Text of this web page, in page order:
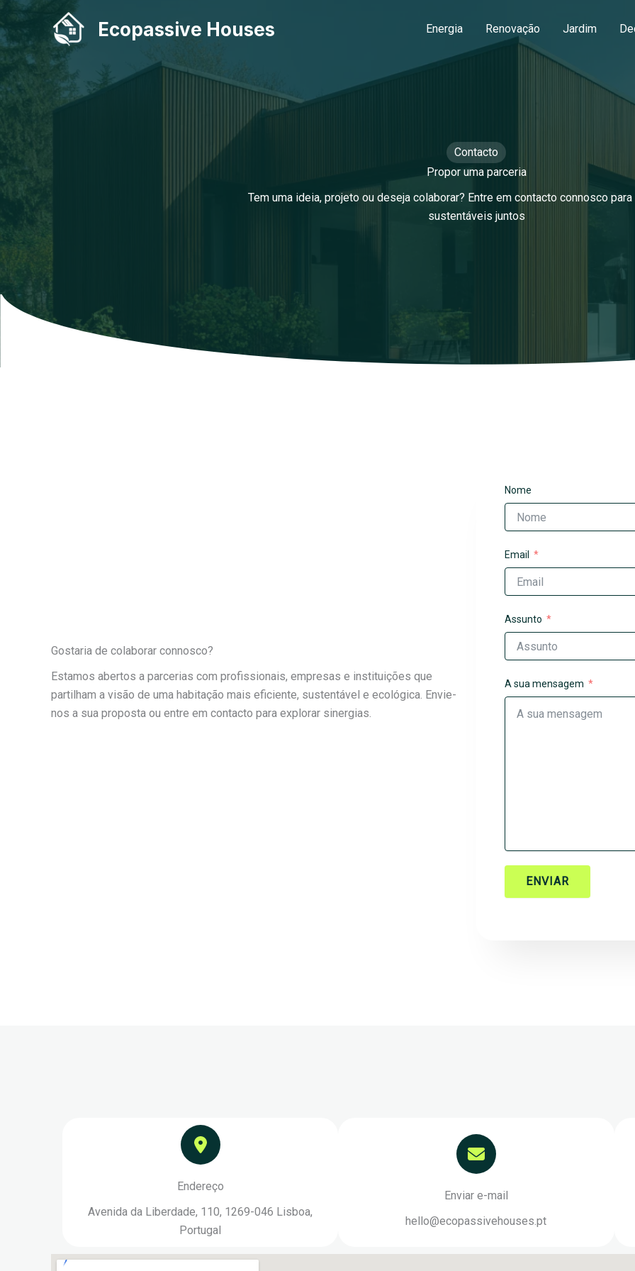
Skip
to
content
Ecopassive Houses Energia Renovação Jardim
Contacto
Propor uma parceria
Tem uma ideia, projeto ou deseja colaborar? Entre em contacto connosco
sustentáveis juntos
Gostaria de colaborar connosco?
Estamos abertos a parcerias com profissionais, empresas e instituições que
partilham a visão de uma habitação mais eficiente, sustentável e ecológica. Envie-
nos a sua proposta ou entre em contacto para explorar sinergias.
Nome
Email
Assunto
A sua mensagem
ENVIAR
Endereço
Avenida da Liberdade, 110, 1269-046 Lisboa,
Portugal
Enviar e-mail
hello@ecopassivehouses.pt